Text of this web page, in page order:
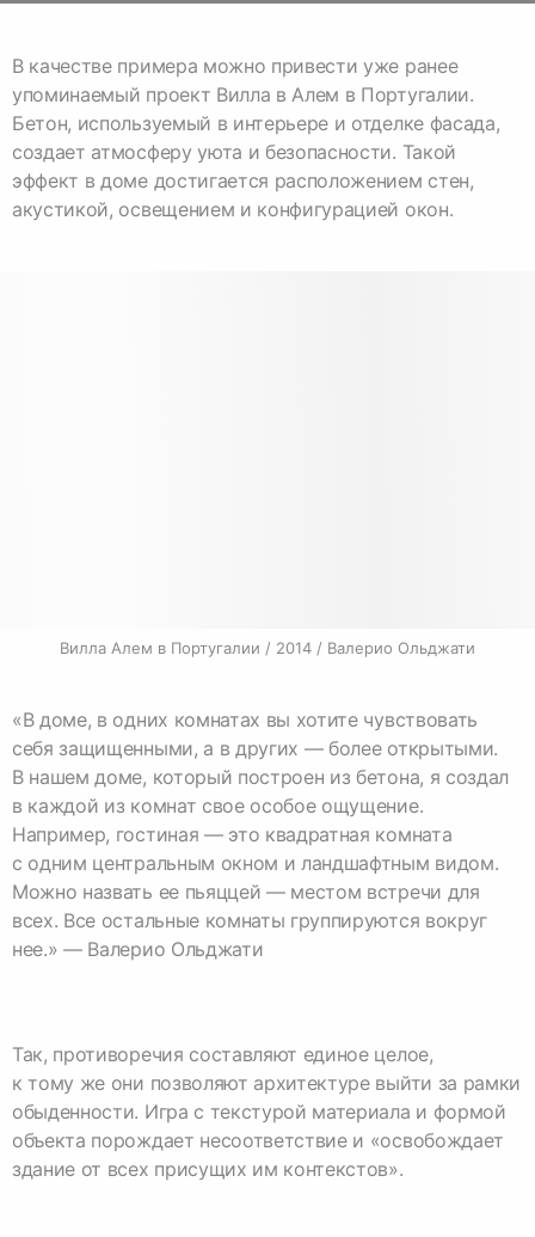
В качестве примера можно привести уже ранее
упоминаемый проект Вилла в Алем в Португалии.
Бетон, используемый в интерьере и отделке фасада,
создает атмосферу уюта и безопасности. Такой
эффект в доме достигается расположением стен,
акустикой, освещением и конфигурацией окон.
Вилла Алем в Португалии / 2014 / Валерио Ольджати
«В доме, в одних комнатах вы хотите чувствовать
себя защищенными, а в других — более открытыми.
В нашем доме, который построен из бетона, я создал
в каждой из комнат свое особое ощущение.
Например, гостиная — это квадратная комната
с одним центральным окном и ландшафтным видом.
Можно назвать ее пьяццей — местом встречи для
всех. Все остальные комнаты группируются вокруг
нее.» — Валерио Ольджати
Так, противоречия составляют единое целое,
к тому же они позволяют архитектуре выйти за рамки
обыденности. Игра с текстурой материала и формой
объекта порождает несоответствие и «освобождает